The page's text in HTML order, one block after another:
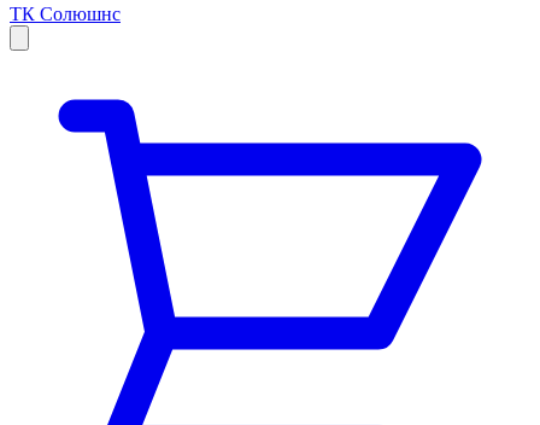
ТК Солюшнс